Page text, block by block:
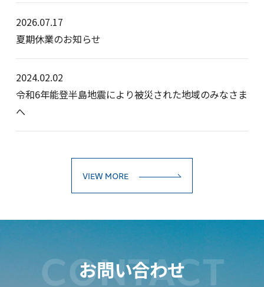
2026.07.17
夏期休業のお知らせ
2024.02.02
令和6年能登半島地震により被災された地域のみなさま
へ
VIEW MORE
お問い合わせ
CONTACT